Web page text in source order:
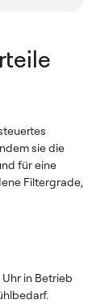
sie die
für eine
Filtergrade,
in Betrieb